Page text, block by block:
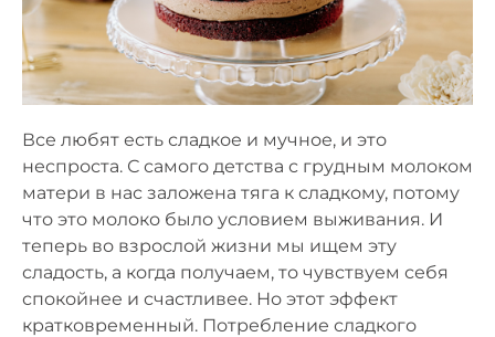
Все любят есть сладкое и мучное, и это
неспроста. С самого детства с грудным молоком
матери в нас заложена тяга к сладкому, потому
что это молоко было условием выживания. И
теперь во взрослой жизни мы ищем эту
сладость, а когда получаем, то чувствуем себя
спокойнее и счастливее. Но этот эффект
кратковременный. Потребление сладкого